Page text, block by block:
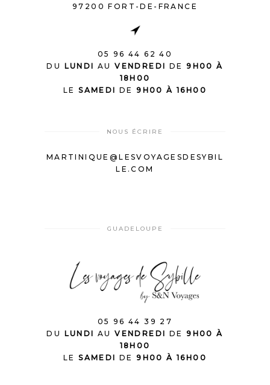
97200 FORT-DE-FRANCE
05 96 44 62 40
DU
LUNDI AUVENDREDI DE9H00 À
18H00
LE SAMEDI DE9H00 À 16H00
NOUS ÉCRIRE
MARTINIQUE@LESVOYAGESDESYBIL
LE.COM
GUADELOUPE
05 96 44 39 27
DU
LUNDI AUVENDREDI DE9H00 À
18H00
LE SAMEDI DE9H00 À 16H00